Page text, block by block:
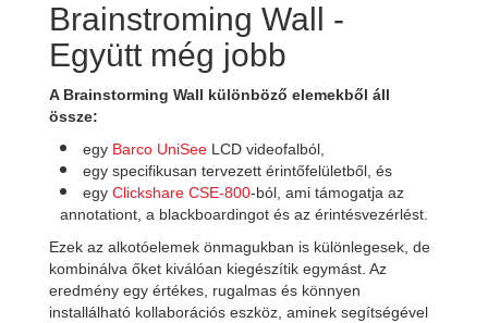
Brainstroming Wall -
Együtt még jobb
A Brainstorming Wall különböző elemekből áll
össze:
egy Barco UniSee LCD videofalból,
egy specifikusan tervezett érintőfelületből, és
egy Clickshare CSE-800-ból, ami támogatja az
annotationt, a blackboardingot és az érintésvezérlést.
Ezek az alkotóelemek önmagukban is különlegesek, de
kombinálva őket kiválóan kiegészítik egymást. Az
eredmény egy értékes, rugalmas és könnyen
installálható kollaborációs eszköz, aminek segítségével